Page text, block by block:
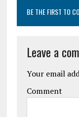
BE THE FIRST TO
Leave a
Your email
Comment